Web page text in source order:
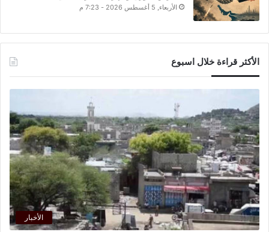
الأربعاء, 5 أغسطس 2026 - 7:23 م
الأكثر قراءة خلال اسبوع
الأخبار